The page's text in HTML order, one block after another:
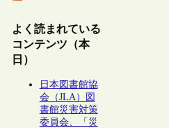
よく読まれている
コンテンツ（本
日）
日本図書館協
会（JLA）図
書館災害対策
委員会、「災